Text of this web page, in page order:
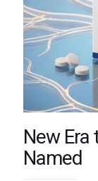
New Era
Named